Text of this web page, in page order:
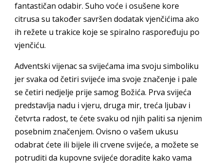
fantastičan odabir. Suho voće i osušene kore
citrusa su također savršen dodatak vjenčićima ako
ih režete u trakice koje se spiralno raspoređuju po
vjenčiću.
Adventski vijenac sa svijećama ima svoju simboliku
jer svaka od četiri svijeće ima svoje značenje i pale
se četiri nedjelje prije samog Božića. Prva svijeća
predstavlja nadu i vjeru, druga mir, treća ljubav i
četvrta radost, te ćete svaku od njih paliti sa njenim
posebnim značenjem. Ovisno o vašem ukusu
odabrat ćete ili bijele ili crvene svijeće, a možete se
potruditi da kupovne svijeće doradite kako vama